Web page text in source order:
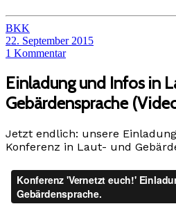
BKK
22. September 2015
1 Kommentar
Einladung und Infos in
Gebärdensprache
Jetzt endlich: unsere
Konferenz in Laut- und